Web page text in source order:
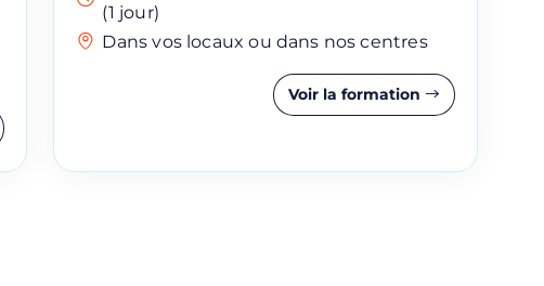
(1 jour)
Dans vos locaux ou dans nos centres
Voir la formation